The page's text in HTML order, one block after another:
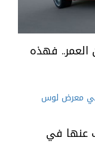
فهذه
عنها في